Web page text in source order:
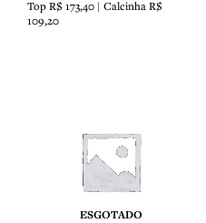
Top R$ 173,40 | Calcinha R$
109,20
ESGOTADO